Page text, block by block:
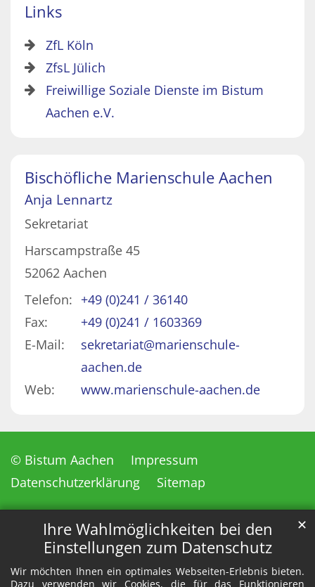
Ihre Wahlmöglichkeiten bei den
Einstellungen zum Datenschutz
Wir möchten Ihnen ein optimales Webseiten-Erlebnis bieten.
Dazu verwenden wir Cookies, die für das Funktionieren
✕
Links
ZfL Köln
ZfsL Jülich
Freiwillige Soziale Dienste im Bistum
Aachen e.V.
Bischöfliche Marienschule Aachen
Anja Lennartz
Sekretariat
Harscampstraße 45
52062 Aachen
Telefon: +49 (0)241 / 36140
Fax:
+49 (0)241 / 1603369
E-Mail:
sekretariat@marienschule-
aachen.de
Web:
www.marienschule-aachen.de
© Bistum Aachen
Impressum
Datenschutzerklärung
Sitemap